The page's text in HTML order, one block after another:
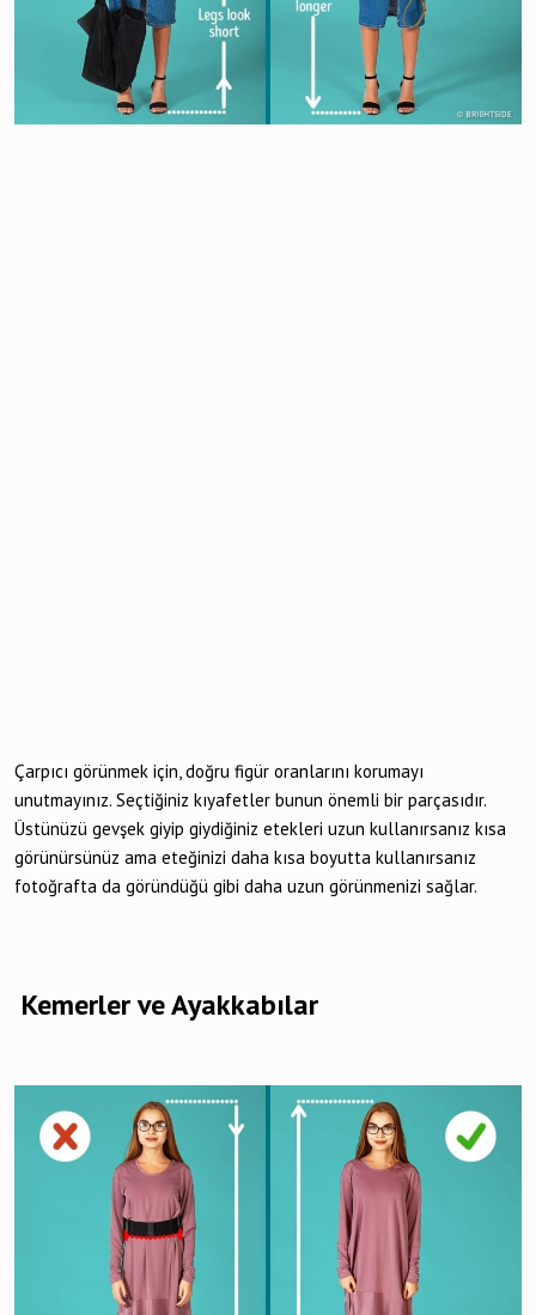
Çarpıcı görünmek için, doğru figür oranlarını korumayı
unutmayınız. Seçtiğiniz kıyafetler bunun önemli bir parçasıdır.
Üstünüzü gevşek giyip giydiğiniz etekleri uzun kullanırsanız kısa
görünürsünüz ama eteğinizi daha kısa boyutta kullanırsanız
fotoğrafta da göründüğü gibi daha uzun görünmenizi sağlar.
Kemerler ve Ayakkabılar